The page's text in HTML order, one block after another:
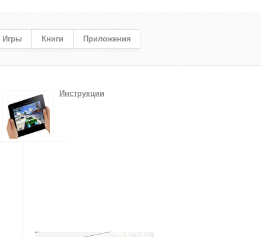
Игры Книги Приложения
Инструкции